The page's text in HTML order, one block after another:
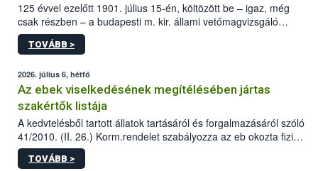
125 évvel ezelőtt 1901. július 15-én, költözött be – igaz, még
csak részben – a budapesti m. kir. állami vetőmagvizsgáló
állomás a Kis Rókus utca 15. szám alatti, Czigler Győző által
tervezett új épületébe.
TOVÁBB >
2026. július 6, hétfő
Az ebek viselkedésének megítélésében jártas
szakértők listája
A kedvtelésből tartott állatok tartásáról és forgalmazásáról szóló
41/2010. (II. 26.) Korm.rendelet szabályozza az eb okozta fizikai
sérülés, illetve ennek veszélye keletkezésekor felmerülő
hatósági feladatokat, valamint a veszélyes eb tartását és annak
TOVÁBB >